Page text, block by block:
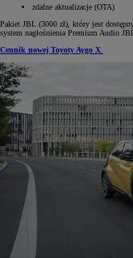
zdalne aktualizacje (OTA)
Pakiet JBL (3000 zł), który jest
system nagłośnienia Premium Audio
Cennik nowej Toyoty Aygo X